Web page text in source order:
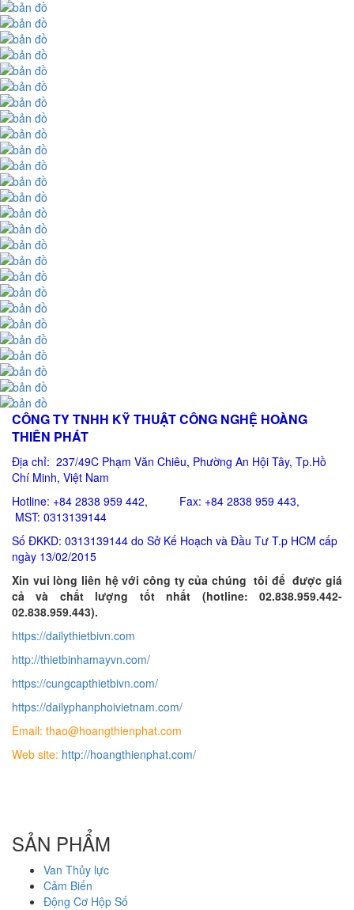
CÔNG TY TNHH KỸ THUẬT CÔNG NGHỆ HOÀNG
THIÊN PHÁT
Địa chỉ: 237/49C Phạm Văn Chiêu, Phường An Hội Tây, Tp.Hồ
Chí Minh, Việt Nam
Hotline: +84 2838 959 442, Fax: +84 2838 959 443,
MST: 0313139144
Số ĐKKD: 0313139144 do Sở Kế Hoạch và Đầu Tư T.p HCM cấp
ngày 13/02/2015
Xin vui lòng liên hệ với công ty của chúng tôi để được giá
cả và chất lượng tốt nhất (hotline: 02.838.959.442-
02.838.959.443).
https://dailythietbivn.com
http://thietbinhamayvn.com/
https://cungcapthietbivn.com/
https://dailyphanphoivietnam.com/
Email: thao@hoangthienphat.com
Web site: http://hoangthienphat.com/
SẢN PHẨM
Van Thủy lực
Cảm Biến
Động Cơ Hộp Số